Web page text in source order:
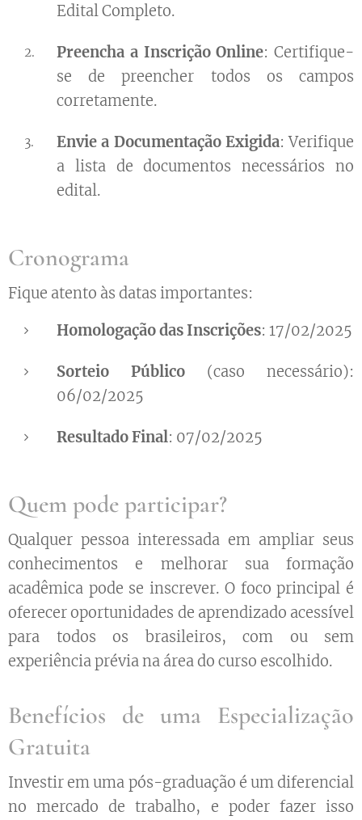
Edital Completo.
Preencha a Inscrição Online: Certifique-
se de preencher todos os campos
corretamente.
Envie a Documentação Exigida: Verifique
a lista de documentos necessários no
edital.
Cronograma
Fique atento às datas importantes:
Homologação das Inscrições: 17/02/2025
Sorteio Público (caso necessário):
06/02/2025
Resultado Final: 07/02/2025
Quem pode participar?
Qualquer pessoa interessada em ampliar seus
conhecimentos e melhorar sua formação
acadêmica pode se inscrever. O foco principal é
oferecer oportunidades de aprendizado acessível
para todos os brasileiros, com ou sem
experiência prévia na área do curso escolhido.
Benefícios de uma Especialização
Gratuita
Investir em uma pós-graduação é um diferencial
no mercado de trabalho, e poder fazer isso